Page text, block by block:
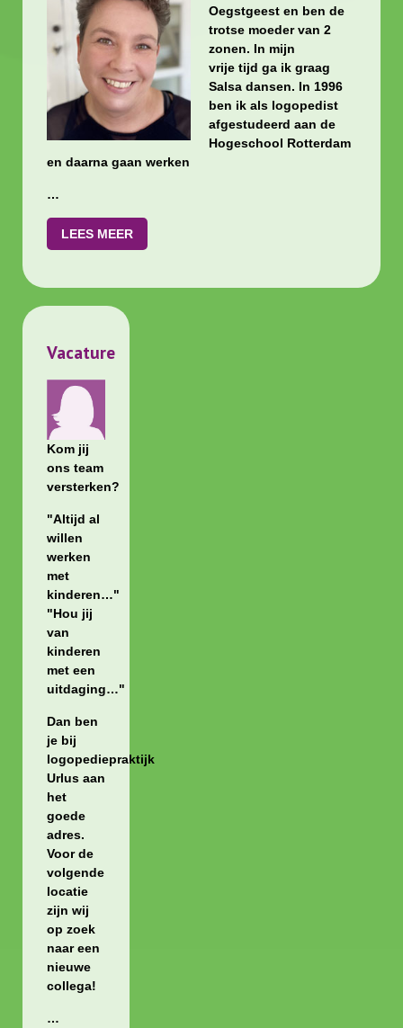
Oegstgeest en ben de
trotse moeder van 2
zonen. In mijn
vrije tijd ga ik graag
Salsa dansen. In 1996
ben ik als logopedist
afgestudeerd aan de
Hogeschool Rotterdam
en daarna gaan werken
…
LEES MEER
Vacature
Kom jij
ons team
versterken?
"Altijd al
willen
werken
met
kinderen…"
"Hou jij
van
kinderen
met een
uitdaging…"
Dan ben
je bij
logopediepraktijk
Urlus aan
het
goede
adres.
Voor de
volgende
locatie
zijn wij
op zoek
naar een
nieuwe
collega!
…